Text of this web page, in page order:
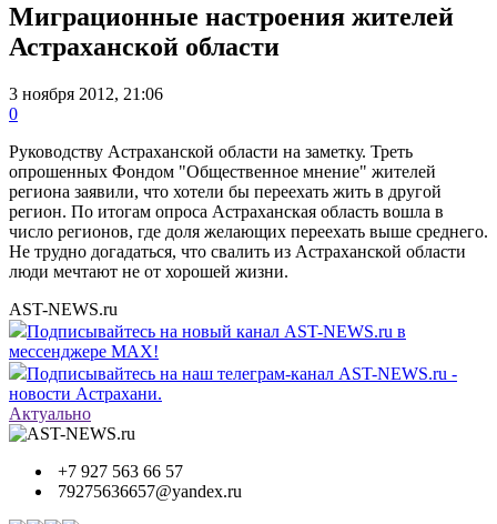
Миграционные настроения жителей
Астраханской области
3 ноября 2012, 21:06
0
Руководству Астраханской области на заметку. Треть
опрошенных Фондом "Общественное мнение" жителей
региона заявили, что хотели бы переехать жить в другой
регион. По итогам опроса Астраханская область вошла в
число регионов, где доля желающих переехать выше среднего.
Не трудно догадаться, что свалить из Астраханской области
люди мечтают не от хорошей жизни.
AST-NEWS.ru
Подписывайтесь на новый канал AST-NEWS.ru в
мессенджере MAX!
Подписывайтесь на наш телеграм-канал AST-NEWS.ru -
новости Астрахани.
Актуально
+7 927 563 66 57
79275636657@yandex.ru